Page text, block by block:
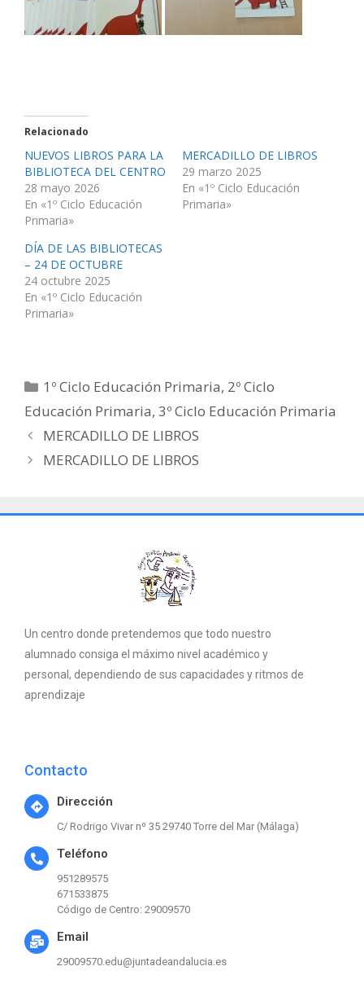
Relacionado
NUEVOS LIBROS PARA LA
BIBLIOTECA DEL CENTRO
28 mayo 2026
En «1º Ciclo Educación
Primaria»
MERCADILLO DE LIBROS
29 marzo 2025
En «1º Ciclo Educación
Primaria»
DÍA DE LAS BIBLIOTECAS
– 24 DE OCTUBRE
24 octubre 2025
En «1º Ciclo Educación
Primaria»
1º Ciclo Educación Primaria, 2º Ciclo
Educación Primaria, 3º Ciclo Educación Primaria
MERCADILLO DE LIBROS
MERCADILLO DE LIBROS
Un centro donde pretendemos que todo nuestro
alumnado consiga el máximo nivel académico y
personal, dependiendo de sus capacidades y ritmos de
aprendizaje
Contacto
Dirección
C/ Rodrigo Vivar nº 35 29740 Torre del Mar (Málaga)
Teléfono
951289575
671533875
Código de Centro: 29009570
Email
29009570.edu@juntadeandalucia.es